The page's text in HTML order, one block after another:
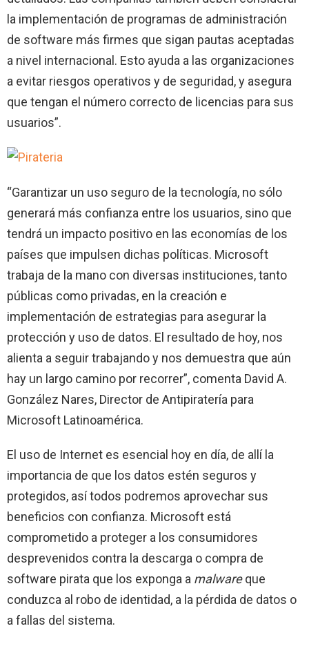
la implementación de programas de administración
de software más firmes que sigan pautas aceptadas
a nivel internacional. Esto ayuda a las organizaciones
a evitar riesgos operativos y de seguridad, y asegura
que tengan el número correcto de licencias para sus
usuarios”.
“Garantizar un uso seguro de la tecnología, no sólo
generará más confianza entre los usuarios, sino que
tendrá un impacto positivo en las economías de los
países que impulsen dichas políticas. Microsoft
trabaja de la mano con diversas instituciones, tanto
públicas como privadas, en la creación e
implementación de estrategias para asegurar la
protección y uso de datos. El resultado de hoy, nos
alienta a seguir trabajando y nos demuestra que aún
hay un largo camino por recorrer”, comenta David A.
González Nares, Director de Antipiratería para
Microsoft Latinoamérica.
El uso de Internet es esencial hoy en día, de allí la
importancia de que los datos estén seguros y
protegidos, así todos podremos aprovechar sus
beneficios con confianza. Microsoft está
comprometido a proteger a los consumidores
desprevenidos contra la descarga o compra de
software pirata que los exponga a malwareque
conduzca al robo de identidad, a la pérdida de datos o
a fallas del sistema.